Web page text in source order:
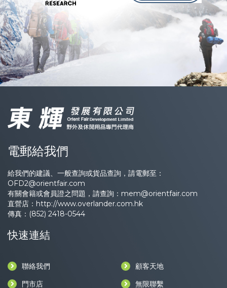
電郵給我們
給我們的建議、一般查詢或貨品查詢，請電郵至：
OFD2@orientfair.com
有關會籍或會員證之問題，請查詢： mem@orientfair.com
直營店： http://www.overlander.com.hk
傳真：(852) 2418-0544
快速連結
聯絡我們
門市店
顧客天地
無限聯繫